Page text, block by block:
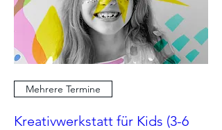
Mehrere Termine
Kreativwerkstatt für Kids (3-6